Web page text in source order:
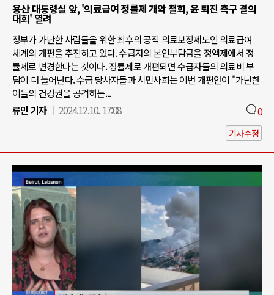
용산 대통령실 앞, '의료급여 정률제 개악 철회, 윤 퇴진 촉구 결의
대회' 열려
정부가 가난한 사람들을 위한 최후의 공적 의료보장제도인 의료급여
체계의 개편을 추진하고 있다. 수급자의 본인부담금을 정액제에서 정
률제로 변경한다는 것이다. 정률제로 개편되면 수급자들의 의료비 부
담이 더 늘어난다. 수급 당사자들과 시민사회는 이번 개편안이 "가난한
이들의 건강권을 공격하는...
류민 기자
2024.12.10. 17:08 0
기사수정